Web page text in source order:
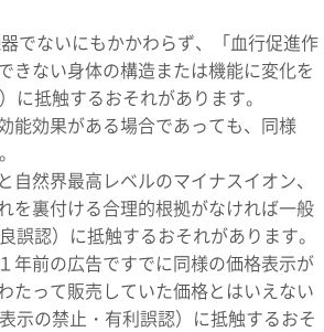
でないにもかかわらず、「血行促進作
きない身体の構造または機能に変化を
抵触するおそれがあります。
能効果がある場合であっても、同様
然界最高レベルのマイナスイオン、
を裏付ける合理的根拠がなければ一般
認）に抵触するおそれがあります。
前の広告ですでに同様の価格表示が
たって販売していた価格とはいえない
示の禁止・有利誤認）に抵触するおそ